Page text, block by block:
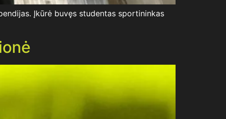
Įkūrė buvęs studentas sportininkas